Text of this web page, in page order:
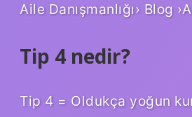
Aile Danışmanlığı› Blog
Tip 4 nedir?
Tip 4 = Oldukça yoğun